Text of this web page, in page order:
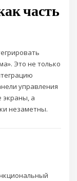
часть
Это не только
управления
экраны, а
незаметны.